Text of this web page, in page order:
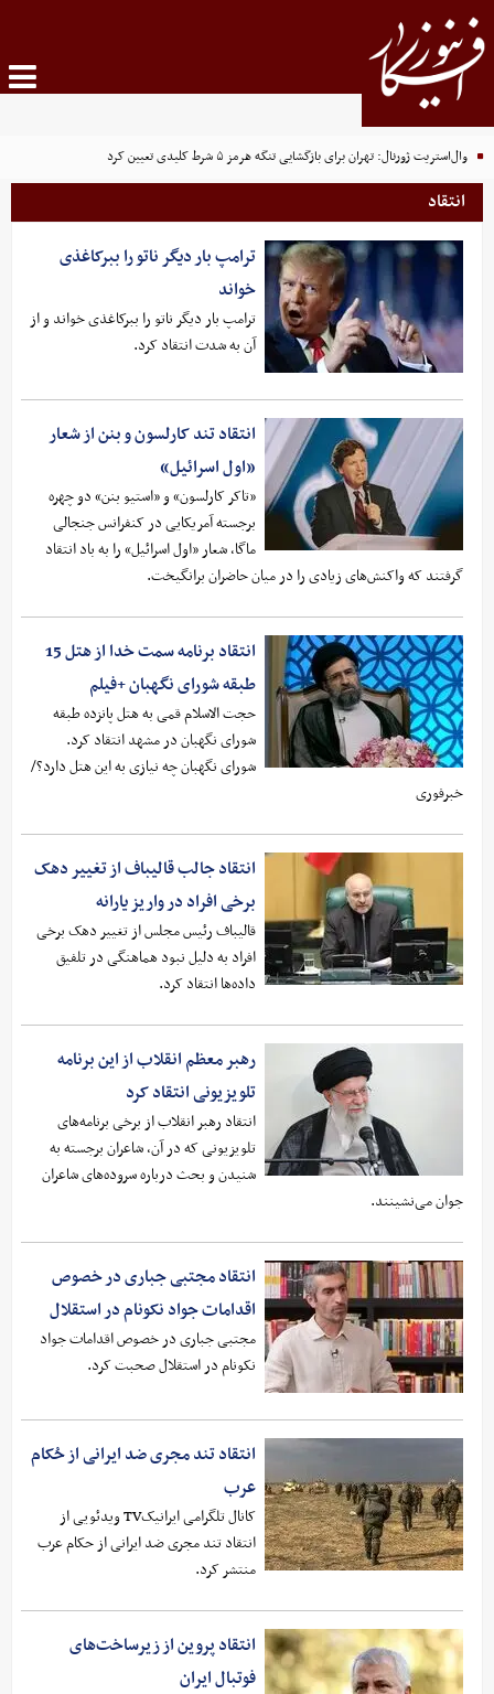
وال‌استریت ژورنال: تهران برای بازگشایی تنگه هرمز ۵ شرط کلیدی تعیین کرد
انتقاد
ترامپ بار دیگر ناتو را ببرکاغذی
خواند
ترامپ بار دیگر ناتو را ببرکاغذی خواند و از
آن به شدت انتقاد کرد.
انتقاد تند کارلسون و بنن از شعار
«اول اسرائیل»
«تاکر کارلسون» و «استیو بنن» دو چهره
برجسته آمریکایی در کنفرانس جنجالی
ماگا، شعار «اول اسرائیل» را به باد انتقاد
گرفتند که واکنش‌های زیادی را در میان حاضران برانگیخت.
انتقاد برنامه سمت خدا از هتل 15
طبقه شورای نگهبان +فیلم
حجت الاسلام قمی به هتل پانزده طبقه
شورای نگهبان در مشهد انتقاد کرد.
شورای نگهبان چه نیازی به این هتل دارد؟/
خبرفوری
انتقاد جالب قالیباف از تغییر دهک
برخی افراد در واریز یارانه
قالیباف رئیس مجلس از تغییر دهک برخی
افراد به دلیل نبود هماهنگی در تلفیق
داده‌ها انتقاد کرد.
رهبر معظم انقلاب از این برنامه
تلویزیونی انتقاد کرد
انتقاد رهبر انقلاب از برخی برنامه‌های
تلویزیونی که در آن، شاعران برجسته به
شنیدن و بحث درباره سروده‌های شاعران
جوان می‌نشینند.
انتقاد مجتبی جباری در خصوص
اقدامات جواد نکونام در استقلال
مجتبی جباری در خصوص اقدامات جواد
نکونام در استقلال صحبت کرد.
انتقاد تند مجری ضد ایرانی از حُکام
عرب
کانال تلگرامی ایرانیکTV ویدئویی از
انتقاد تند مجری ضد ایرانی از حکام عرب
منتشر کرد.
انتقاد پروین از زیرساخت‌های
فوتبال ایران